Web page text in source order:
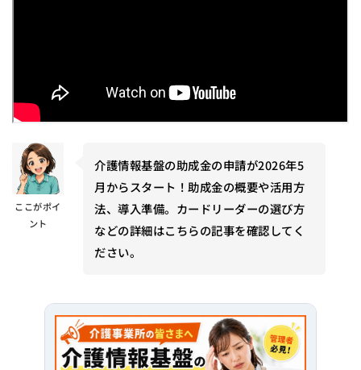
ここがポイ
ント
介護情報基盤の助成金の申請が2026年5
月からスタート！助成金の概要や活用方
法、導入準備。カードリーダーの選び方
などの詳細はこちらの記事を確認してく
ださい。